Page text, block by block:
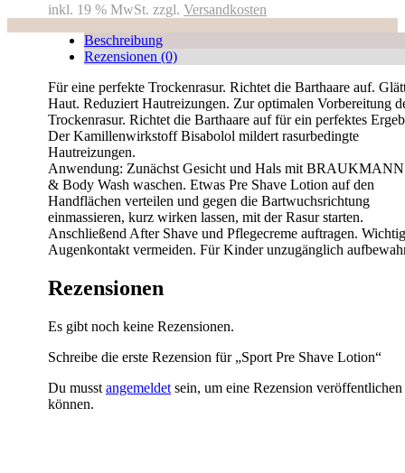
inkl. 19 % MwSt. zzgl. Versandkosten
Beschreibung
Rezensionen (0)
Für eine perfekte Trockenrasur. Richtet die Barthaare auf.
Haut. Reduziert Hautreizungen. Zur optimalen Vorbereitung
Trockenrasur. Richtet die Barthaare auf für ein perfektes
Der Kamillenwirkstoff Bisabolol mildert rasurbedingte
Hautreizungen.
Anwendung: Zunächst Gesicht und Hals mit BRAUKMANN
& Body Wash waschen. Etwas Pre Shave Lotion auf den
Handflächen verteilen und gegen die Bartwuchsrichtung
einmassieren, kurz wirken lassen, mit der Rasur starten.
Anschließend After Shave und Pflegecreme auftragen.
Augenkontakt vermeiden. Für Kinder unzugänglich
Rezensionen
Es gibt noch keine Rezensionen.
Schreibe die erste Rezension für „Sport Pre Shave Lotion“
Du musst angemeldet sein, um eine Rezension veröffentlichen
können.